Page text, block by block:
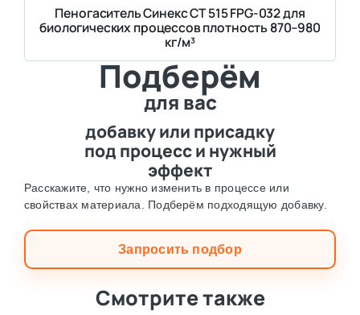
Пеногаситель Синекс СТ 515 FPG-032 для
биологических процессов плотность 870–980
кг/м³
Подберём
для вас
добавку или присадку
под процесс и нужный
эффект
Расскажите, что нужно изменить в процессе или
свойствах материала. Подберём подходящую добавку.
Запросить подбор
Смотрите также